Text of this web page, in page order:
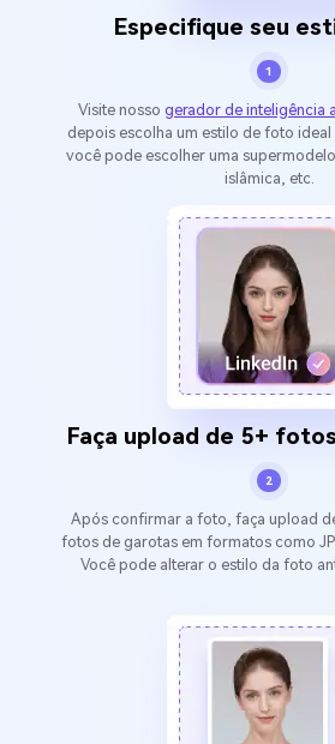
Especifique seu
1
Visite nosso gerador de inteligência
depois escolha um estilo de foto ideal
você pode escolher uma
islâmica, etc.
Faça upload de 5+
2
Após confirmar a foto, faça upload
fotos de garotas em formatos como
Você pode alterar o estilo da foto